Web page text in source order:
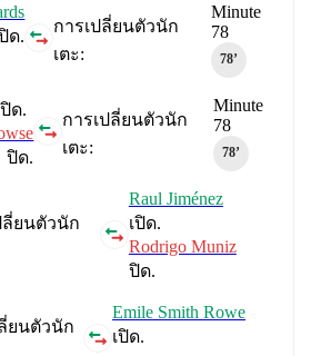
Minute
78
78‎’‎
การเปลี่ยนตัวนัก
เตะ:
ด.
Minute
78
78‎’‎
การเปลี่ยนตัวนัก
เตะ:
ปิด.
ปิด.
ลี่ยนตัวนัก
Raul Jiménez
เปิด.
Rodrigo Muniz
ปิด.
ยนตัวนัก
Emile Smith Rowe
เปิด.